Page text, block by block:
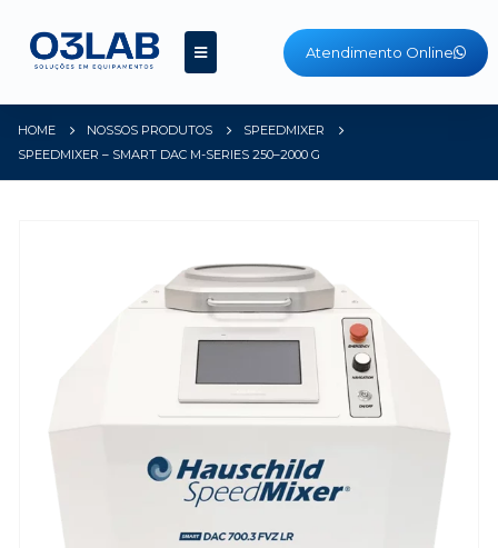
Atendimento Online
HOME NOSSOS PRODUTOS
SPEEDMIXER
SPEEDMIXER – SMART DAC M-SERIES 250–2000 G